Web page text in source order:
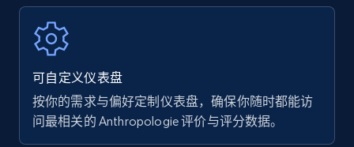
Amazon Reviews
URL, Product name, Product rating, Product
rating object, Product rating max, Rating,
Author name, Asin, and more.
可自定义仪表盘
按你的需求与偏好定制仪表盘，确保你随时都能访
问最相关的 Anthropologie 评价与评分数据。